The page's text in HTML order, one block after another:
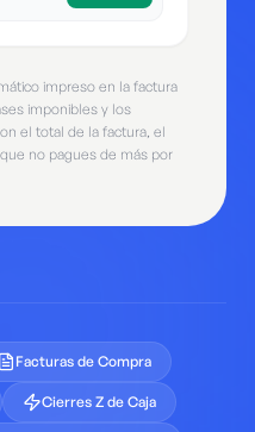
impreso en la factura
imponibles y los
el total de la factura, el
no pagues de más por
Facturas de Compra
Cierres Z de Caja